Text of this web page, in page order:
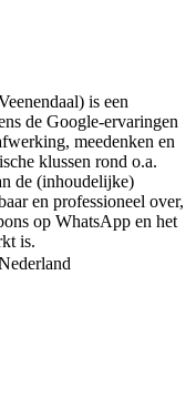
is een
de Google-ervaringen
meedenken en
klussen rond o.a.
de (inhoudelijke)
en professioneel over,
op WhatsApp en het
is.